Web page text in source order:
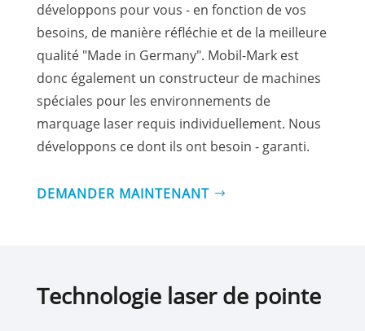
développons pour vous - en fonction de vos
besoins, de manière réfléchie et de la meilleure
qualité "Made in Germany". Mobil-Mark est
donc également un constructeur de machines
spéciales pour les environnements de
marquage laser requis individuellement. Nous
développons ce dont ils ont besoin - garanti.
DEMANDER MAINTENANT
Technologie laser de pointe